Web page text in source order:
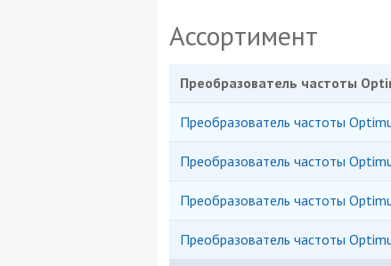
Ассортимент
Преобразователь частоты
Преобразователь частоты
Преобразователь частоты
Преобразователь частоты
Преобразователь частоты